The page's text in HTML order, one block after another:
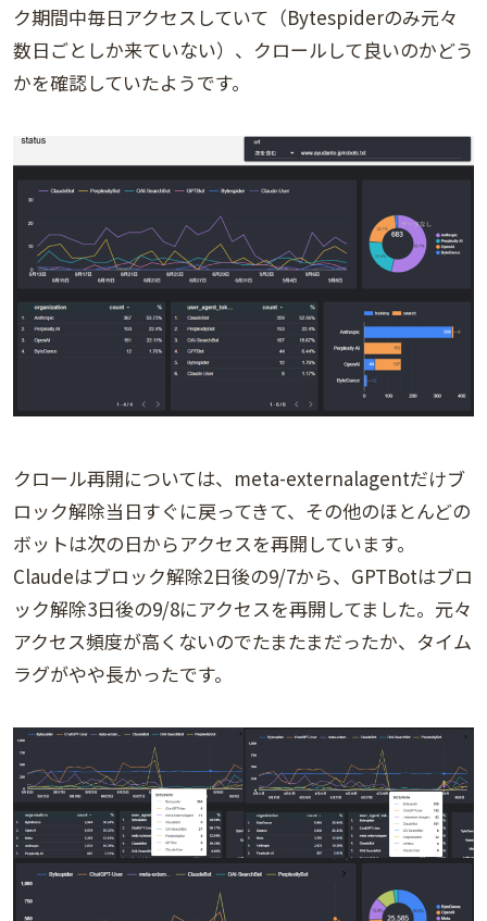
ク期間中毎日アクセスしていて（Bytespiderのみ元々
数日ごとしか来ていない）、クロールして良いのかどう
かを確認していたようです。
クロール再開については、meta-externalagentだけブ
ロック解除当日すぐに戻ってきて、その他のほとんどの
ボットは次の日からアクセスを再開しています。
Claudeはブロック解除2日後の9/7から、GPTBotはブロ
ック解除3日後の9/8にアクセスを再開してました。元々
アクセス頻度が高くないのでたまたまだったか、タイム
ラグがやや長かったです。